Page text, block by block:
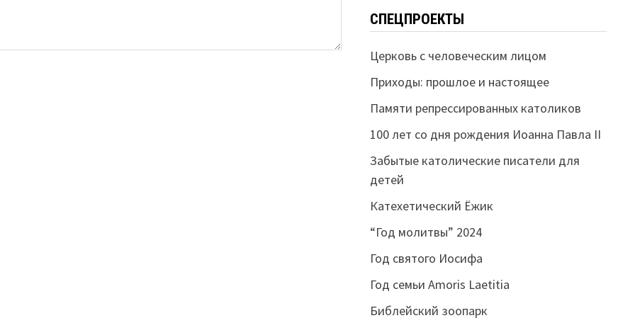
СПЕЦПРОЕКТЫ
Церковь с человеческим лицом
Приходы: прошлое и настоящее
Памяти репрессированных католиков
100 лет со дня рождения Иоанна Павла II
Забытые католические писатели для
детей
Катехетический Ёжик
“Год молитвы” 2024
Год святого Иосифа
Год семьи Amoris Laetitia
Библейский зоопарк